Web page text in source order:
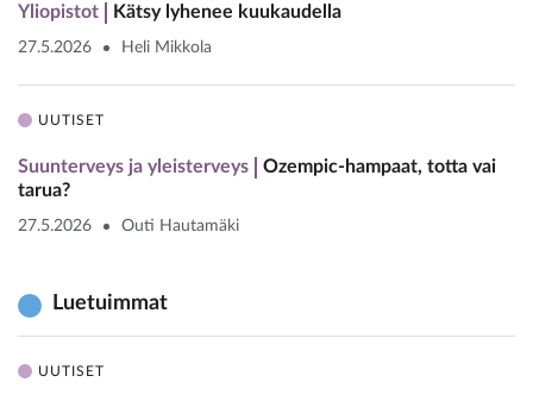
Yliopistot Kätsy lyhenee kuukaudella
27.5.2026 Heli Mikkola
UUTISET
Suunterveys ja yleisterveys
Ozempic-hampaat, totta vai
tarua?
27.5.2026 Outi Hautamäki
Luetuimmat
UUTISET